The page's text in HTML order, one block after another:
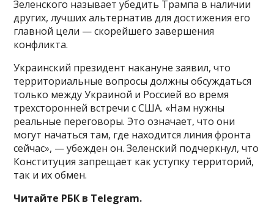
Зеленского называет убедить Трампа в наличии
других, лучших альтернатив для достижения его
главной цели — скорейшего завершения
конфликта.
Украинский президент накануне заявил, что
территориальные вопросы должны обсуждаться
только между Украиной и Россией во время
трехсторонней встречи с США. «Нам нужны
реальные переговоры. Это означает, что они
могут начаться там, где находится линия фронта
сейчас», — убежден он. Зеленский подчеркнул, что
Конституция запрещает как уступку территорий,
так и их обмен.
Читайте РБК в Telegram.